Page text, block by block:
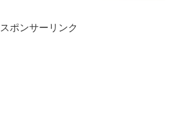
スポンサーリンク